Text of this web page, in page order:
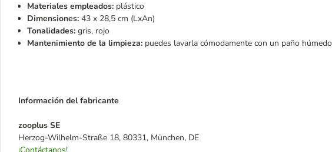
Materiales empleados: plástico
Dimensiones: 43 x 28,5 cm (LxAn)
Tonalidades: gris, rojo
Mantenimiento de la limpieza: puedes lavarla cómodamente con un paño húmedo
Información del fabricante
zooplus SE
Herzog-Wilhelm-Straße 18, 80331, München, DE